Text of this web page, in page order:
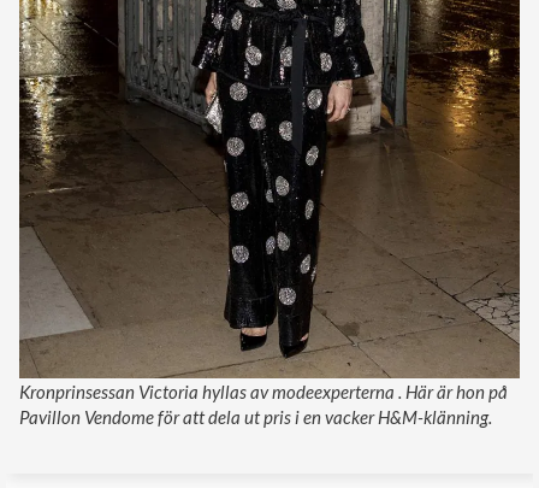
Kronprinsessan Victoria hyllas av modeexperterna . Här är hon på
Pavillon Vendome för att dela ut pris i en vacker H&M-klänning.